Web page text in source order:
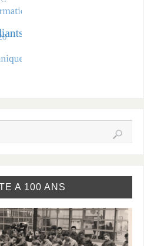
A 100 ANS